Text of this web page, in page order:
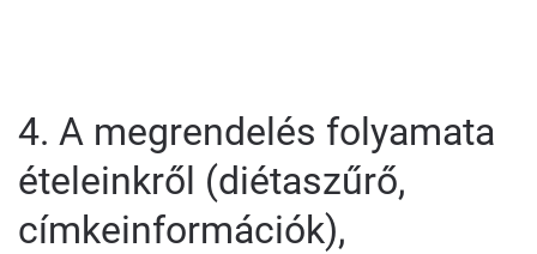
4. A megrendelés folyamata
ételeinkről (diétaszűrő,
címkeinformációk),